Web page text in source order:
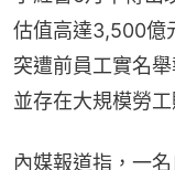
估值高達3,500億
突遭前員工實名
並存在大規模勞
內媒報道指，一